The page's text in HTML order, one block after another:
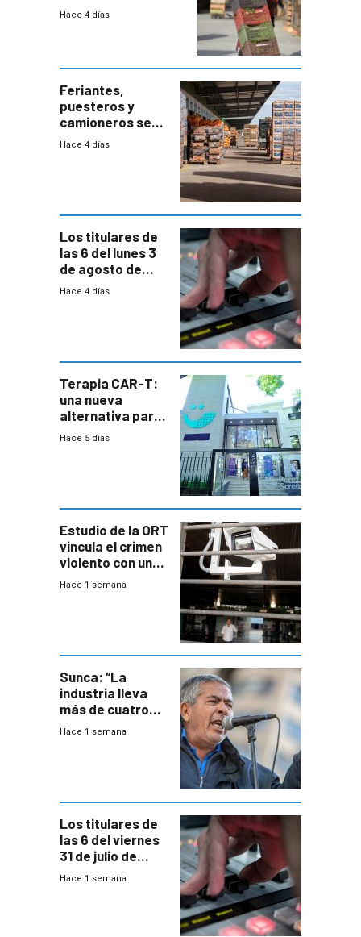
“desproporcionado”
Hace 4 días
Feriantes,
puesteros y
camioneros se
movilizaron en
Hace 4 días
Los titulares de
las 6 del lunes 3
de agosto de
2026
Hace 4 días
Terapia CAR-T:
una nueva
alternativa para
niños y
Hace 5 días
Estudio de la ORT
vincula el crimen
violento con una
menor creación
Hace 1 semana
Sunca: “La
industria lleva
más de cuatro
meses sin
Hace 1 semana
Los titulares de
las 6 del viernes
31 de julio de
2026
Hace 1 semana